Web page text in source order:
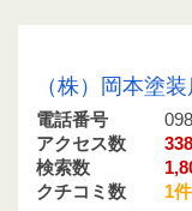
（株）岡本塗
電話番号
アクセス数
検索数
クチコミ数
1件